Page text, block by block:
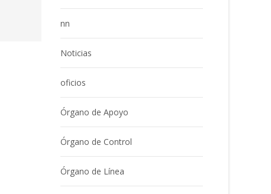
nn
Noticias
oficios
Órgano de Apoyo
Órgano de Control
Órgano de Línea